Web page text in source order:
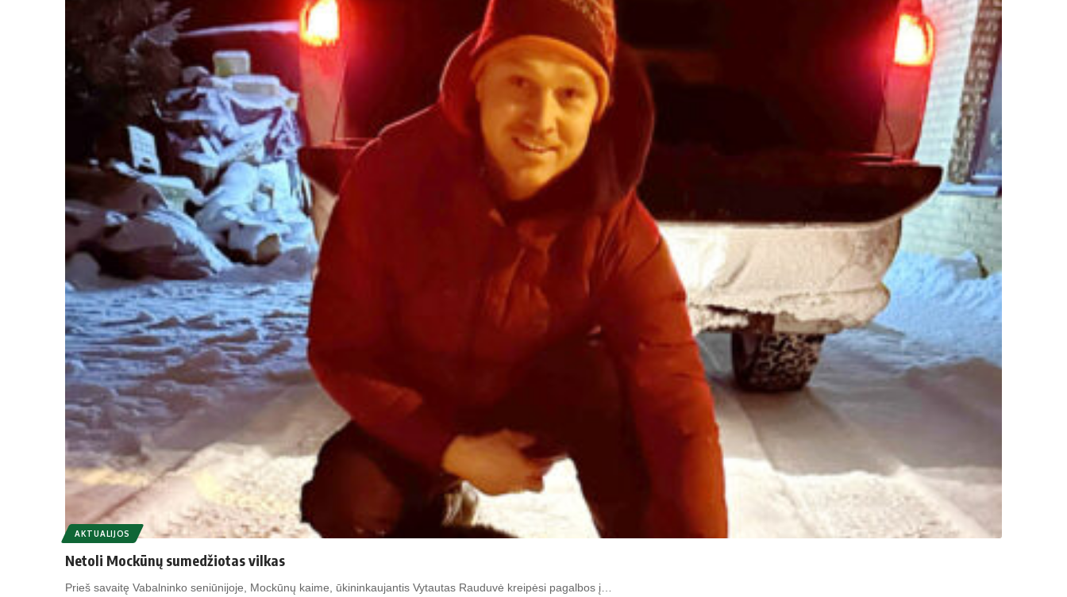
AKTUALIJOS
Netoli Mockūnų sumedžiotas vilkas
Prieš savaitę Vabalninko seniūnijoje, Mockūnų kaime, ūkininkaujantis Vytautas Rauduvė kreipėsi pagalbos į…